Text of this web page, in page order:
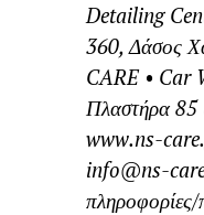
Detailing
360, Δάσος
CARE • Car
Πλαστήρα
www.ns-
info@ns-